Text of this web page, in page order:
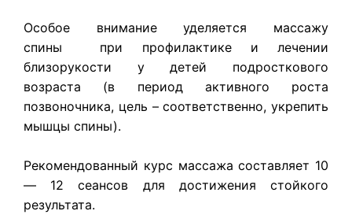
Особое внимание уделяется массажу
спины при профилактике и лечении
близорукости у детей подросткового
возраста (в период активного роста
позвоночника, цель – соответственно, укрепить
мышцы спины).
Рекомендованный курс массажа составляет 10
— 12 сеансов для достижения стойкого
результата.